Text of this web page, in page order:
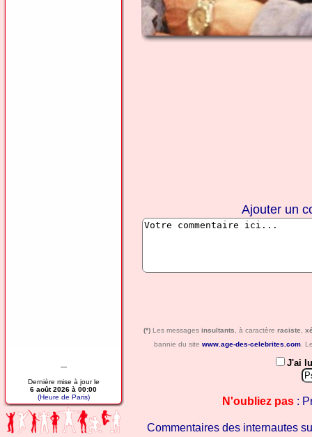
---
Dernière mise à jour le
6 août 2026 à 00:00
(Heure de Paris)
Ajouter un
(*) Les messages insultants , à caractère raciste
bannie du site www.age-des-celebrites.com.
J'ai
N'oubliez pas :
Commentaires des internautes